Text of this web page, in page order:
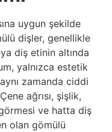
uygun şekilde
dişler, genellikle
diş etinin altında
yalnızca estetik
zamanda ciddi
ağrısı, şişlik,
ve hatta diş
olan gömülü